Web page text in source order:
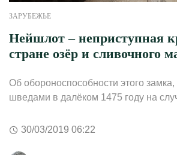
ЗАРУБЕЖЬЕ
Нейшлот – неприступная
стране озёр и сливочного
Об обороноспособности этого замка,
шведами в далёком 1475 году на
30/03/2019 06:22